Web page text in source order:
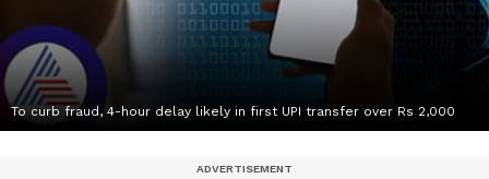
To curb fraud, 4-hour delay likely in first UPI transfer over Rs 2,000